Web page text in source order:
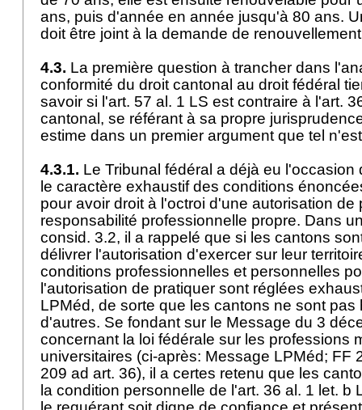
ans, puis d'année en année jusqu'à 80 ans.
doit être joint à la demande de
4.3. La première question à trancher dans
conformité du droit cantonal au droit fédéral
savoir si l'art. 57 al. 1 LS est contraire à l'art.
cantonal, se référant à sa propre
estime dans un premier argument que tel
4.3.1. Le Tribunal fédéral a déjà eu l'occasion
le caractère exhaustif des conditions
pour avoir droit à l'octroi d'une autorisation de
responsabilité professionnelle propre. Dans
consid. 3.2, il a rappelé que si les cantons
délivrer l'autorisation d'exercer sur leur
conditions professionnelles et personnelles
l'autorisation de pratiquer sont réglées
LPMéd, de sorte que les cantons ne sont pas
d'autres. Se fondant sur le Message du 3
concernant la loi fédérale sur les professions
universitaires (ci-après: Message LPMéd; FF
209 ad art. 36), il a certes retenu que les
la condition personnelle de l'art. 36 al. 1 let. b